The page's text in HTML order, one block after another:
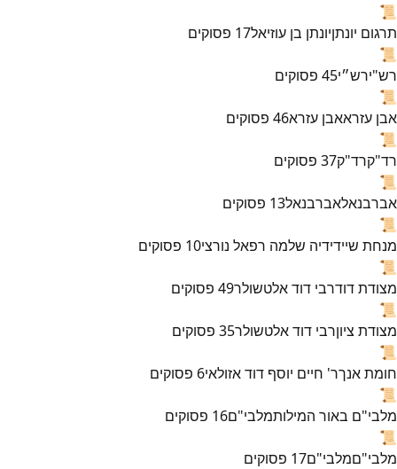
📜
תרגום יונתןיונתן בן עוזיאל17 פסוקים
📜
רש"ירש״י45 פסוקים
📜
אבן עזראאבן עזרא46 פסוקים
📜
רד"קרד"ק37 פסוקים
📜
אברבנאלאברבנאל13 פסוקים
📜
מנחת שיידידיה שלמה רפאל נורצי10 פסוקים
📜
מצודת דודרבי דוד אלטשולר49 פסוקים
📜
מצודת ציוןרבי דוד אלטשולר35 פסוקים
📜
חומת אנךר' חיים יוסף דוד אזולאי6 פסוקים
📜
מלבי"ם באור המילותמלבי"ם16 פסוקים
📜
מלבי"םמלבי"ם17 פסוקים